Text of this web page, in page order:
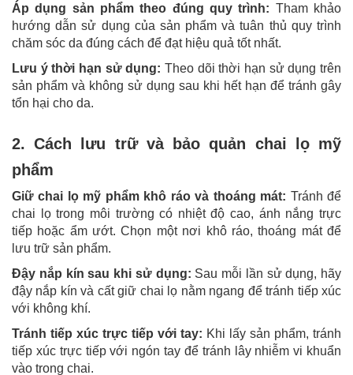
Áp dụng sản phẩm theo đúng quy trình: Tham khảo
hướng dẫn sử dụng của sản phẩm và tuân thủ quy trình
chăm sóc da đúng cách để đạt hiệu quả tốt nhất.
Lưu ý thời hạn sử dụng: Theo dõi thời hạn sử dụng trên
sản phẩm và không sử dụng sau khi hết hạn để tránh gây
tổn hại cho da.
2. Cách lưu trữ và bảo quản chai lọ mỹ
phẩm
Giữ chai lọ mỹ phẩm khô ráo và thoáng mát: Tránh để
chai lọ trong môi trường có nhiệt độ cao, ánh nắng trực
tiếp hoặc ẩm ướt. Chọn một nơi khô ráo, thoáng mát để
lưu trữ sản phẩm.
Đậy nắp kín sau khi sử dụng: Sau mỗi lần sử dụng, hãy
đậy nắp kín và cất giữ chai lọ nằm ngang để tránh tiếp xúc
với không khí.
Tránh tiếp xúc trực tiếp với tay: Khi lấy sản phẩm, tránh
tiếp xúc trực tiếp với ngón tay để tránh lây nhiễm vi khuẩn
vào trong chai.